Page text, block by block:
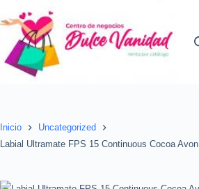
al
contenido
Inicio
Uncategorized
Labial Ultramate FPS 15 Continuous Cocoa Avon